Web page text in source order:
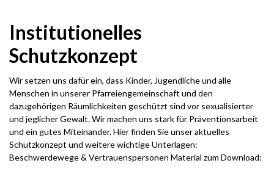
Institutionelles
Schutzkonzept
Wir setzen uns dafür ein, dass Kinder, Jugendliche und alle
Menschen in unserer Pfarreiengemeinschaft und den
dazugehörigen Räumlichkeiten geschützt sind vor sexualisierter
und jeglicher Gewalt. Wir machen uns stark für Präventionsarbeit
und ein gutes Miteinander. Hier finden Sie unser aktuelles
Schutzkonzept und weitere wichtige Unterlagen:
Beschwerdewege & Vertrauenspersonen Material zum Download: